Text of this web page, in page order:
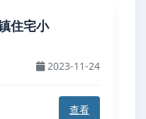
住宅小
2023-11-24
查看